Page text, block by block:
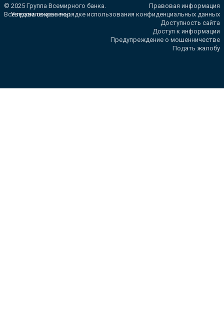
© 2025 Группа Всемирного банка.
Все права сохранены.
Правовая информация
Уведомление о порядке использования конфиденциальных данных
Доступность сайта
Доступ к информации
Предупреждение о мошенничестве
Подать жалобу